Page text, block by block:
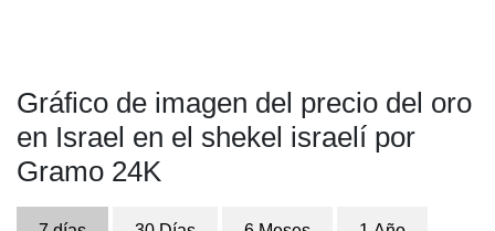
Gráfico de imagen del precio del oro
en Israel en el shekel israelí por
Gramo 24K